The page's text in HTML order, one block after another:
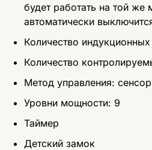
будет работать на той же
автоматически
Количество
Количество
Метод управления:
Уровни мощности: 9
Таймер
Детский замок